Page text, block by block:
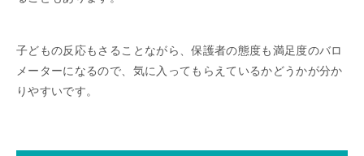
子どもの反応もさることながら、保護者の態度も満足度のバロ
メーターになるので、気に入ってもらえているかどうかが分か
りやすいです。